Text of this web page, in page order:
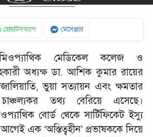
হোয়াটসঅ্যাপ মেসেঞ্জার
মেডিকেল কলেজ ও
অধ্যক্ষ ডা. আশিক কুমার রায়ের
ভুয়া সত্যায়ন এবং ক্ষমতার
তথ্য বেরিয়ে এসেছে।
বোর্ড থেকে সার্টিফিকেট ইস্যু
এক ‘অস্তিত্বহীন’ প্রভাষককে দিয়ে